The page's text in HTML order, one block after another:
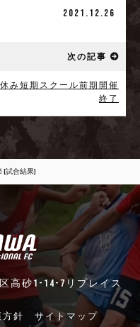
2021.12.26
次の記事
み短期スクール前期開催
終了
[試合結果]
高砂1-14-7リプレイス
針 サイトマップ